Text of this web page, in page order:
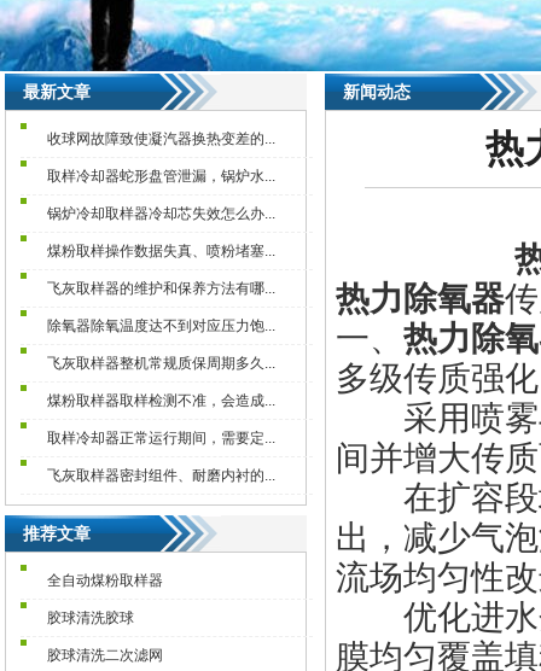
最新文章
收球网故障致使凝汽器换热变差的...
取样冷却器蛇形盘管泄漏，锅炉水...
锅炉冷却取样器冷却芯失效怎么办...
煤粉取样操作数据失真、喷粉堵塞...
飞灰取样器的维护和保养方法有哪...
除氧器除氧温度达不到对应压力饱...
飞灰取样器整机常规质保周期多久...
煤粉取样器取样检测不准，会造成...
取样冷却器正常运行期间，需要定...
飞灰取样器密封组件、耐磨内衬的...
推荐文章
全自动煤粉取样器
胶球清洗胶球
胶球清洗二次滤网
新闻动态
热
热力除氧器
一、 热力除
多级传质强化
采用喷雾
间并增大传
在扩容段
出，减少气
流场均匀性
优化进水
膜均匀覆盖